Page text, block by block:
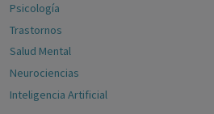
Psicología
Trastornos
Salud Mental
Neurociencias
Inteligencia Artificial